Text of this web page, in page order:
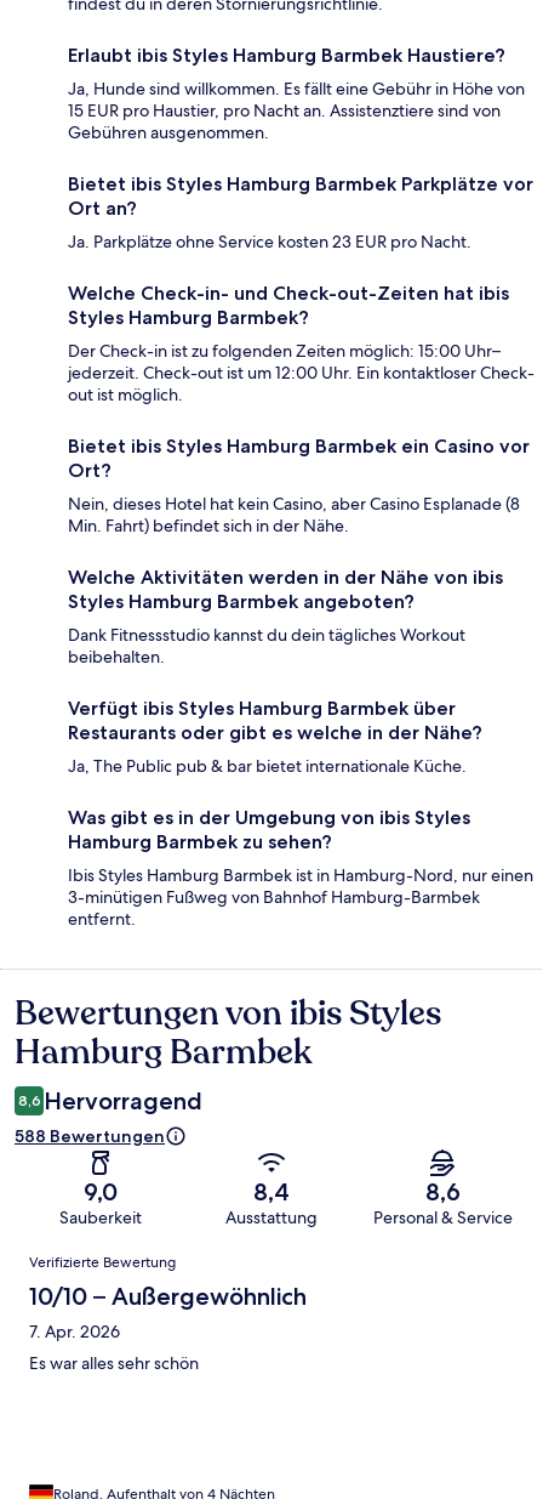
Erlaubt ibis Styles Hamburg Barmbek Haustiere?
Ja, Hunde sind willkommen. Es fällt eine Gebühr in Höhe von
15 EUR pro Haustier, pro Nacht an. Assistenztiere sind von
Gebühren ausgenommen.
Bietet ibis Styles Hamburg Barmbek Parkplätze vor
Ort an?
Ja. Parkplätze ohne Service kosten 23 EUR pro Nacht.
Welche Check-in- und Check-out-Zeiten hat ibis
Styles Hamburg Barmbek?
Der Check-in ist zu folgenden Zeiten möglich: 15:00 Uhr–
jederzeit. Check-out ist um 12:00 Uhr. Ein kontaktloser Check-
out ist möglich.
Bietet ibis Styles Hamburg Barmbek ein Casino vor
Ort?
Nein, dieses Hotel hat kein Casino, aber Casino Esplanade (8
Min. Fahrt) befindet sich in der Nähe.
Welche Aktivitäten werden in der Nähe von ibis
Styles Hamburg Barmbek angeboten?
Dank Fitnessstudio kannst du dein tägliches Workout
beibehalten.
Verfügt ibis Styles Hamburg Barmbek über
Restaurants oder gibt es welche in der Nähe?
Ja, The Public pub & bar bietet internationale Küche.
Was gibt es in der Umgebung von ibis Styles
Hamburg Barmbek zu sehen?
Ibis Styles Hamburg Barmbek ist in Hamburg-Nord, nur einen
3-minütigen Fußweg von Bahnhof Hamburg-Barmbek
entfernt.
Bewertungen
Bewertungen von ibis Styles
Hamburg Barmbek
8,6 Hervorragend
588 Bewertungen
9,0
Sauberkeit
8,4
Ausstattung
8,6
Personal & Service
Bewertungen
Verifizierte Bewertung
10/10 – Außergewöhnlich
7. Apr. 2026
Es war alles sehr schön
Roland, Aufenthalt von 4 Nächten